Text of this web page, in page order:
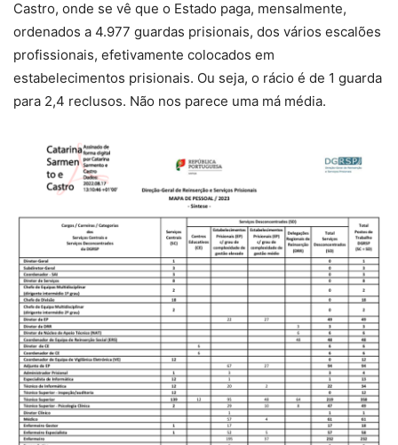
Castro, onde se vê que o Estado paga, mensalmente,
ordenados a 4.977 guardas prisionais, dos vários escalões
profissionais, efetivamente colocados em
estabelecimentos prisionais. Ou seja, o rácio é de 1 guarda
para 2,4 reclusos. Não nos parece uma má média.